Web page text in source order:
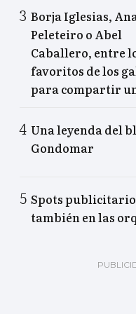
Borja Iglesias,
Peleteiro o Abel
Caballero, entre
favoritos de los
para compartir
Una leyenda del
Gondomar
Spots
también en las